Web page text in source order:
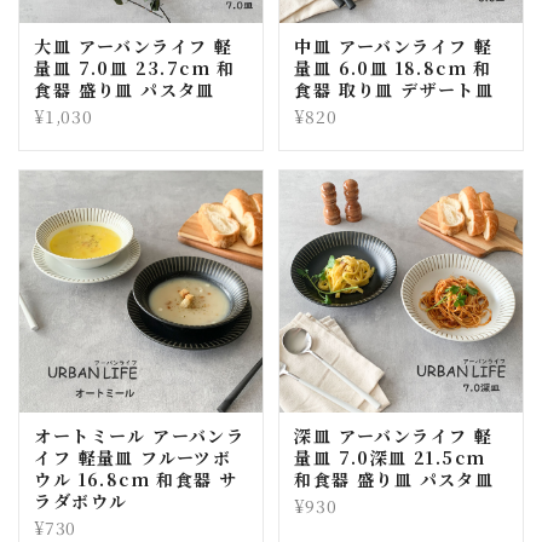
大皿 アーバンライフ 軽
量皿 7.0皿 23.7cm 和
食器 盛り皿 パスタ皿
¥1,030
中皿 アーバンライフ 軽
量皿 6.0皿 18.8cm 和
食器 取り皿 デザート皿
¥820
オートミール アーバンラ
イフ 軽量皿 フルーツボ
ウル 16.8cm 和食器 サ
ラダボウル
¥730
深皿 アーバンライフ 軽
量皿 7.0深皿 21.5cm
和食器 盛り皿 パスタ皿
¥930